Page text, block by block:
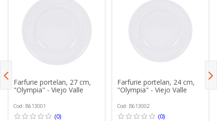
Farfurie portelan, 27 cm,
"Olympia" - Viejo Valle
Cod: B613001
(0)
Farfurie portelan, 24 cm,
"Olympia" - Viejo Valle
Cod: B613002
(0)